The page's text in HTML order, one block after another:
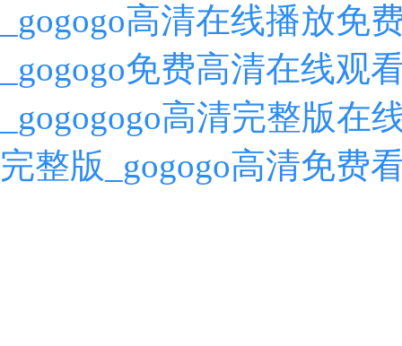
_gogogo高清在线播放
_gogogo免费高清在线观
_gogogogo高清完整版
完整版_gogogo高清免费